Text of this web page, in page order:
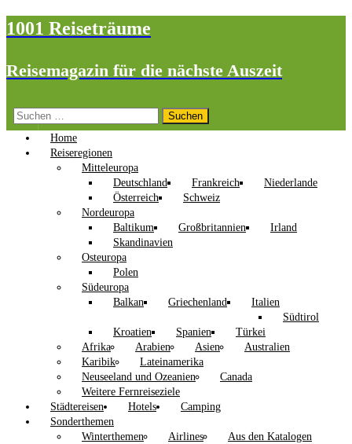
1001 Reiseträume
Reisemagazin für die nächste Auszeit
Suchen
nach:
Home
Reiseregionen
Mitteleuropa
Deutschland
Frankreich
Niederlande
Österreich
Schweiz
Nordeuropa
Baltikum
Großbritannien
Irland
Skandinavien
Osteuropa
Polen
Südeuropa
Balkan
Griechenland
Italien
Südtirol
Kroatien
Spanien
Türkei
Afrika
Arabien Asien
Australien
Karibik
Lateinamerika
Neuseeland und Ozeanien
Canada
Weitere Fernreiseziele
Städtereisen
Hotels
Camping
Sonderthemen
Winterthemen
Airlines
Aus den Katalogen